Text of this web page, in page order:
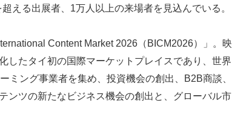
える出展者、1万人以上の来場者を見込んでいる。
Content Market 2026（BICM2026）」。映
したタイ初の国際マーケットプレイスであり、世界
ミング事業者を集め、投資機会の創出、B2B商談、
ンツの新たなビジネス機会の創出と、グローバル市